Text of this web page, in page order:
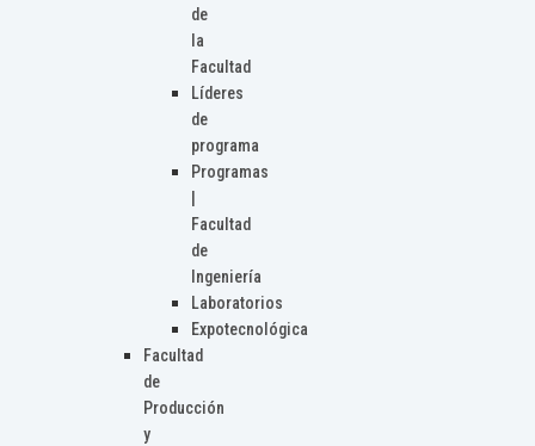
de
la
Facultad
Líderes
de
programa
Programas
Facultad
de
Ingeniería
Laboratorios
Expotecnológica
Facultad
de
Producción
y